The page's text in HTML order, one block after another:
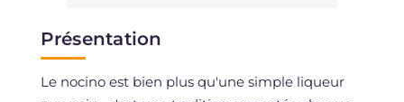
Présentation
Le nocino est bien plus qu'une simple liqueur